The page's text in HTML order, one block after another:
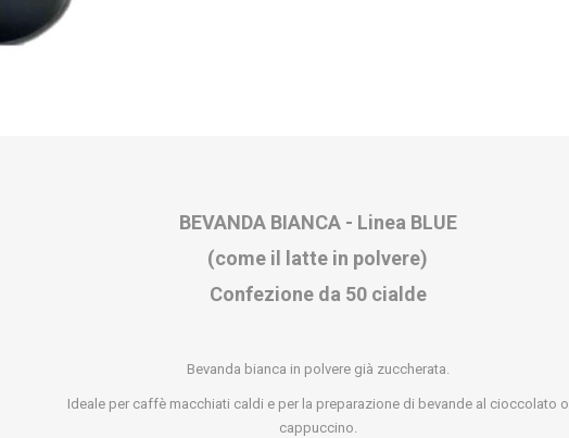
BEVANDA BIANCA - Linea BLUE
(come il latte in polvere)
Confezione da 50 cialde
Bevanda bianca in polvere già zuccherata.
Ideale per caffè macchiati caldi e per la preparazione di bevande al cioccolato o
cappuccino.